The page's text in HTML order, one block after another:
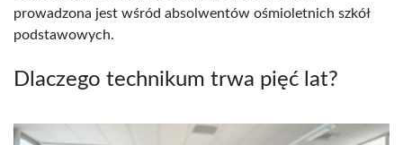
prowadzona jest wśród absolwentów ośmioletnich szkół
podstawowych.
Dlaczego technikum trwa pięć lat?